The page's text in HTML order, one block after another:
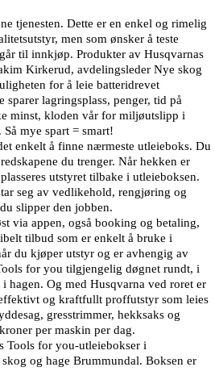
tjenesten. Dette er en enkel og rimelig
men som ønsker å teste
til innkjøp. Produkter av Husqvarnas
Kirkerud, avdelingsleder Nye skog
for å leie batteridrevet
lagringsplass, penger, tid på
minst, kloden vår for miljøutslipp i
mye spart = smart!
enkelt å finne nærmeste utleieboks. Du
du trenger. Når hekken er
utstyret tilbake i utleieboksen.
seg av vedlikehold, rengjøring og
slipper den jobben.
via appen, også booking og betaling,
tilbud som er enkelt å bruke i
du kjøper utstyr og er avhengig av
for you tilgjengelig døgnet rundt, i
Og med Husqvarna ved roret er
og kraftfullt proffutstyr som leies
gresstrimmer, hekksaks og
per maskin per dag.
Tools for you-utleiebokser i
og hage Brummundal. Boksen er